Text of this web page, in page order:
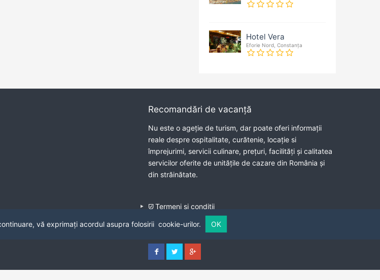
Hotel Vera
Eforie Nord, Constanța
Recomandări de vacanță
Nu este o ageție de turism, dar poate oferi informații
reale despre ospitalitate, curătenie, locație si
împrejurimi, servicii culinare, prețuri, facilități și calitatea
servicilor oferite de unitățile de cazare din România și
din străinătate.
Termeni și condiții
Contact
vă exprimați acordul asupra folosirii cookie-urilor. OK